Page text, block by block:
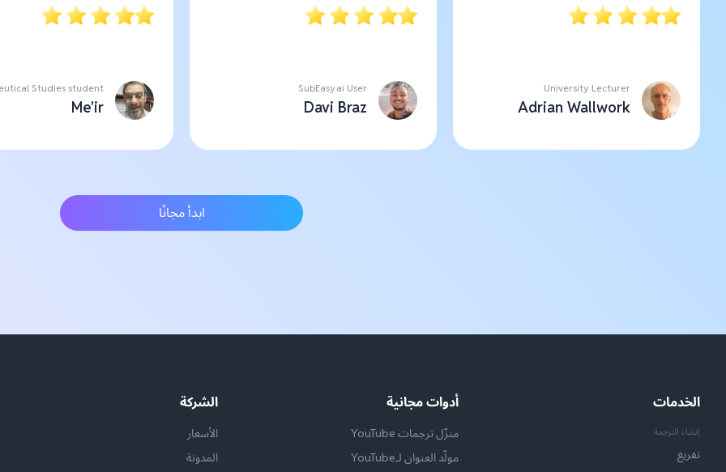
University Lecturer
Adrian Wallwork
SubEasy.ai User
Davi Braz
Studies student
Me'ir
ابدأ مجانًا
الخدمات
إنشاء الترجمة
تفريغ
أدوات مجانية
منزّل ترجمات YouTube
مولّد العنوان لـYouTube
الشركة
الأسعار
المدونة